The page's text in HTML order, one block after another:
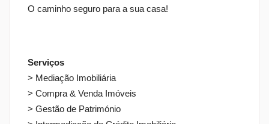
O caminho seguro para a sua casa!
Serviços
> Mediação Imobiliária
> Compra & Venda Imóveis
> Gestão de Património